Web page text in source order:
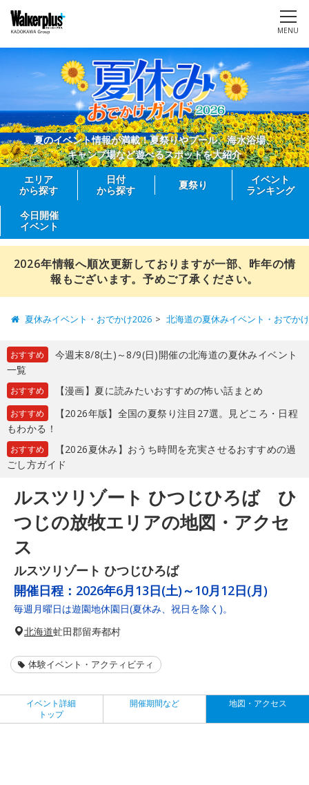
MENU
夏のイベント情報が満載！夏祭りやプール、海水浴場、
キャンプ場など遊べるスポットを大紹介
エリア
から探す
日付
から探す
夏祭り
イベント
ランキング
今日開催
イベント
2026年情報へ順次更新しておりますが一部、昨年の情
報もございます。予めご了承ください。
夏休みイベント・おでかけ2026 北海道の夏休みイベント・おでか
おすすめ
今週末8/8(土)～8/9(日)開催の北海道の夏休みイベント
一覧
おすすめ 【漫画】夏に読みたいおすすめの怖い話まとめ
おすすめ
【2026年版】全国の夏祭り注目27選。見どころ・日程
もわかる！
おすすめ
【2026夏休み】おうち時間を充実させるおすすめの過
ごし方ガイド
ルスツリゾート ひつじひろば ひ
つじの放牧エリアの地図・アクセ
ス
ルスツリゾート ひつじひろば
開催日程： 2026年6月13日(土)～10月12日(月)
毎週月曜日は遊園地休園日(夏休み、祝日を除く)。
北海道虻田郡留寿都村
体験イベント・アクティビティ
イベント詳細
トップ
開催期間など 地図・アクセス